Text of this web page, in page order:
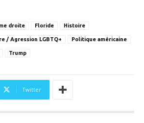
droite Floride Histoire
/ Agression LGBTQ+ Politique américaine
Trump
Twitter